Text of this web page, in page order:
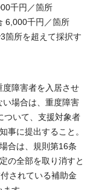
千円／箇所
6,000千円／箇所
箇所を超えて採択す
度障害者を入居させ
場合は、重度障害
ついて、支援対象者
事に提出すること。
合は、規則第16条
の全部を取り消すと
されている補助金